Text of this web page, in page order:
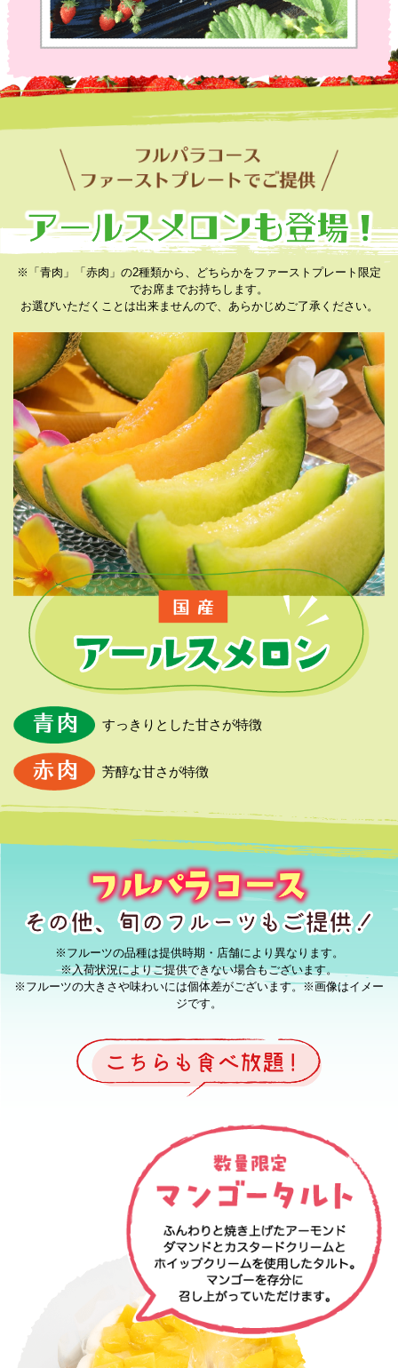
※「青肉」「赤肉」の2種類から、どちらかをファーストプレート限定
でお席までお持ちします。
お選びいただくことは出来ませんので、あらかじめご了承ください。
すっきりとした甘さが特徴
芳醇な甘さが特徴
※フルーツの品種は提供時期・店舗により異なります。
※入荷状況によりご提供できない場合もございます。
※フルーツの大きさや味わいには個体差がございます。※画像はイメー
ジです。